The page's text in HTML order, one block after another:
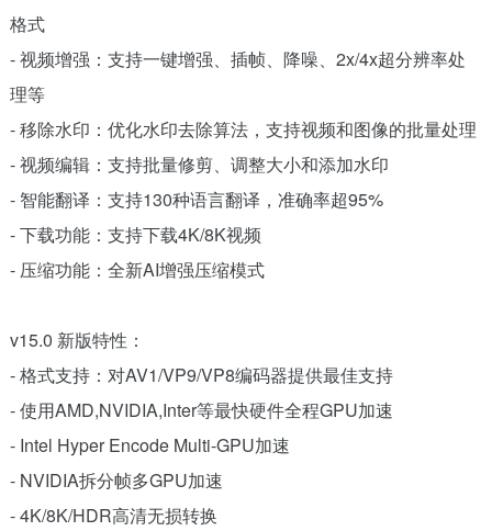
格式
- 视频增强：支持一键增强、插帧、降噪、2x/4x超分辨率处
理等
- 移除水印：优化水印去除算法，支持视频和图像的批量处理
- 视频编辑：支持批量修剪、调整大小和添加水印
- 智能翻译：支持130种语言翻译，准确率超95%
- 下载功能：支持下载4K/8K视频
- 压缩功能：全新AI增强压缩模式
v15.0 新版特性：
- 格式支持：对AV1/VP9/VP8编码器提供最佳支持
- 使用AMD,NVIDIA,Inter等最快硬件全程GPU加速
- Intel Hyper Encode Multi-GPU加速
- NVIDIA拆分帧多GPU加速
- 4K/8K/HDR高清无损转换